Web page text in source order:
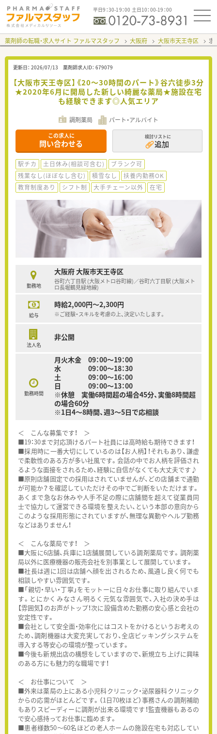
平日9：30-19：00 土日10：00-19：00
薬剤師の転職・求人サイト ファルマスタッフ 大阪府 大阪市天王寺区 求
更新日： 2026/07/13 薬剤師求人ID： 679079
【大阪市天王寺区】《20～30時間のパート》谷六徒歩3分
★2020年6月に開局した新しい綺麗な薬局★施設在宅
も経験できます◎人気エリア
調剤薬局 パート・アルバイト
この求人に
問い合わせる
検討リストに
追加
駅チカ 土日休み(相談可含む)
ブランク可
残業なし(ほぼなし含む)
積雪なし
扶養内勤務OK
教育制度あり
シフト制 大手チェーン以外 在宅
勤務地
大阪府 大阪市天王寺区
谷町六丁目駅 (大阪メトロ谷町線)／谷町六丁目駅 (大阪メト
ロ長堀鶴見緑地線)
給与
時給2,000円～2,300円
※ご経験・スキルを考慮の上、決定いたします。
法人名
非公開
勤務時間
月火木金 09：00～19：00
水 09：00～18：30
土 09：00～16：00
日 09：00～13：00
※休憩 実働6時間超の場合45分、実働8時間超
の場合60分
※1日4～8時間、週3～5日で応相談
＜ こんな募集です！ ＞
■19：30まで対応頂けるパート社員には高時給も期待できます！
■採用時に一番大切にしているのは【お人柄】！それもあり、謙虚
で柔軟性のある方が多い社風です。会話の中でお人柄を評価され
るような面接をされるため、経験に自信がなくても大丈夫です♪
■原則店舗固定での採用はされていませんが、どの店舗まで通勤
が可能か？を確認していただけその中でご判断をいただけます。
あくまで急なお休みや人手不足の際に店舗間を超えて従業員同
士で協力して運営できる環境を整えたい、という本部の意向から
このような採用形態にされていますが、無理な異動やヘルプ勤務
などはありません！
＜ こんな薬局です！ ＞
■大阪に6店舗、兵庫に1店舗展開している調剤薬局です。調剤薬
局以外に医療機器の販売会社を別事業として展開しています。
■社長は週に1回は店舗へ顔を出されるため、風通し良く何でも
相談しやすい雰囲気です。
■「親切・早い・丁寧」をモットーに日々お仕事に取り組んでいま
す。とにかくみなさん明るく元気な雰囲気で、入社の決め手は
【雰囲気】のお声がトップ！次に設備含めた勤務の安心感と会社の
安定性です。
■会社として安全面・効率化にはコストをかけるというお考えの
ため、調剤機器は大変充実しており、全店ピッキングシステムを
導入する等安心の環境が整っています。
■今後も新規出店の構想をしていますので、新規立ち上げに興味
のある方にも魅力的な職場です！
＜ お仕事について ＞
■外来は薬局の上にある小児科クリニック・泌尿器科クリニック
からの応需がほとんどです。（1日70枚ほど）事務さんの調剤補助
もありスピーディーに調剤が出来る環境です！監査機器もあるの
で安心感持ってお仕事に臨めます。
■患者様数50～60名ほどの老人ホームの施設在宅も対応してい